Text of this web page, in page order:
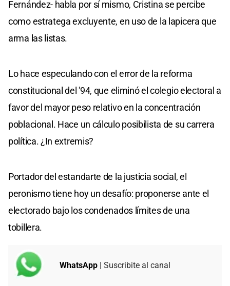
Fernández- habla por sí mismo, Cristina se percibe
como estratega excluyente, en uso de la lapicera que
arma las listas.
Lo hace especulando con el error de la reforma
constitucional del '94, que eliminó el colegio electoral a
favor del mayor peso relativo en la concentración
poblacional. Hace un cálculo posibilista de su carrera
política. ¿In extremis?
Portador del estandarte de la justicia social, el
peronismo tiene hoy un desafío: proponerse ante el
electorado bajo los condenados límites de una
tobillera.
WhatsApp | Suscribite al canal